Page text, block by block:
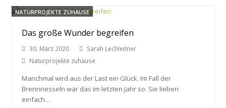
NATURPROJEKTE ZUHAUSE
Das große Wunder begreifen
30. März 2020
Sarah Lechleitner
Naturprojekte zuhause
Manchmal wird aus der Last ein Glück. Im Fall der
Brennnesseln war das im letzten Jahr so. Sie lieben
einfach…